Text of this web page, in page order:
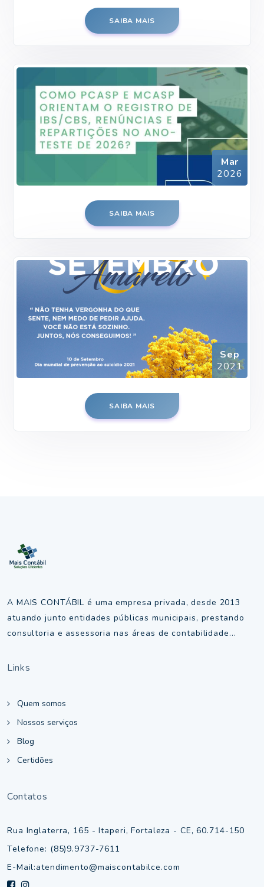
SAIBA MAIS
Mar
2026
SAIBA MAIS
Sep
2021
SAIBA MAIS
A MAIS CONTÁBIL é uma empresa privada, desde 2013
atuando junto entidades públicas municipais, prestando
consultoria e assessoria nas áreas de contabilidade...
Links
Quem somos
Nossos serviços
Blog
Certidões
Contatos
Rua Inglaterra, 165 - Itaperi, Fortaleza - CE, 60.714-150
Telefone: (85)9.9737-7611
E-Mail:atendimento@maiscontabilce.com